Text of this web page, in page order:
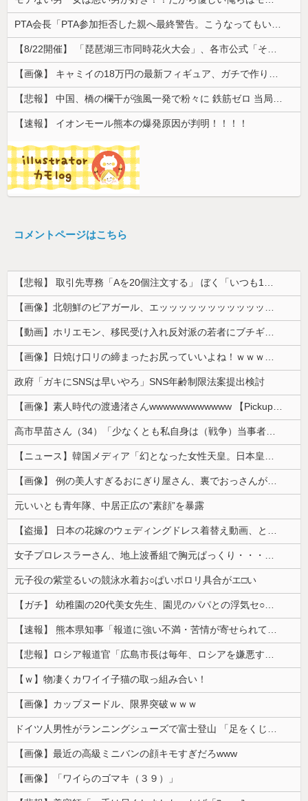
【速報】 イオンモール熊本の爆発原因が判明！！！！
コメントページはこちら
【悲報】 取引先専務「Aを20個注文する」 ぼく「いつも1～2個しか使わないけど本当に20であってる？」 取専「あってる」→結果『こう』なったんだが...
【画像】北朝鮮のビアガール、エッッッッッッッッッッッッッッッッッ！
【動画】ホリエモン、移民受け入れ反対派の若者にブチギレ→スタジオ誰も反論できず沈黙w
【画像】日焼け口リの締まったお尻っていいよね！ｗｗｗｗｗ
政府「ガキにSNSは早いやろ」SNS年齢制限法案提出検討
【画像】素人時代の渡邊渚さんwwwwwwwwwwww 【Pickup08082949】
高市早苗さん（34）「少なくとも私自身は（戦争）当事者とはいえない世代ですから、反省なんかしておりませんし、反省を求められるいわれもないと思って...
【ニュース】韓国メディア「幻となった女性天皇。日本皇族に韓半島の男の血が入る可能性がゼロに・・・」
【画像】 例の美人すぎるおにぎり屋さん、裏でおっさんが握っていたｗｗｗｗｗｗｗｗｗｗｗｗｗｗｗｗｗ
元いいとも青年隊、中居正広の”素顔”を暴露
【盗撮】 日本の花嫁のウェディングドレス着替え動画、とんでもない神乳だと海外で話題に
女子プロレスラーさん、地上波番組で胸元ぱっくり・・・（※画像あり）
元子役の紫堂るいの競泳水着お○ぱいポロリ具合がエ□い
【ガチ】 幼稚園の20代美女先生、園児のパパとの浮気セ○クス動画が流出して終わる
【速報】 熊本県知事「報道に強い不満・苦情が寄せられている」→TBSの報道特集がまさにそれな件
【悲報】ロシア報道官「広島市長は毎年、ロシアを嫌悪する『偽りの呪文』を繰り返し、日本人をゾンビ化させている」と主張
【ｗ】物凄くカワイイ子猫の取っ組み合い！
【画像】カップヌードル、限界突破ｗｗｗ
ドイツ人男性がランニングシューズで富士登山 「足をくじいて動けない」
【画像】最近の高級ミニバンの顔キモすぎだろwww
【画像】「ワイらのゴマキ（３９）」